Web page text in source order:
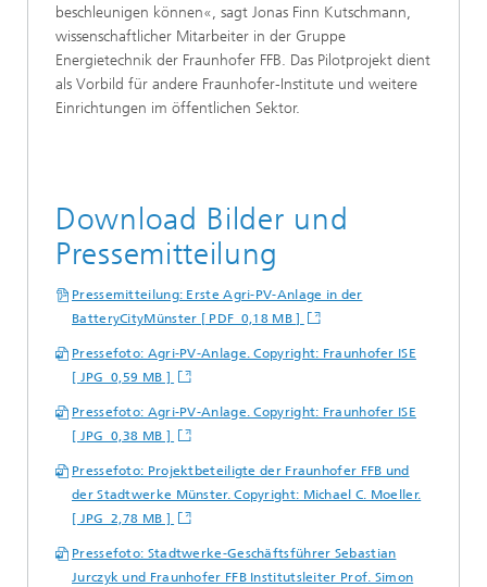
beschleunigen können«, sagt Jonas Finn Kutschmann,
wissenschaftlicher Mitarbeiter in der Gruppe
Energietechnik der Fraunhofer FFB. Das Pilotprojekt dient
als Vorbild für andere Fraunhofer-Institute und weitere
Einrichtungen im öffentlichen Sektor.
Download Bilder und
Pressemitteilung
Pressemitteilung: Erste Agri-PV-Anlage in der
BatteryCityMünster [ PDF 0,18 MB ]
Pressefoto: Agri-PV-Anlage. Copyright: Fraunhofer ISE
[ JPG 0,59 MB ]
Pressefoto: Agri-PV-Anlage. Copyright: Fraunhofer ISE
[ JPG 0,38 MB ]
Pressefoto: Projektbeteiligte der Fraunhofer FFB und
der Stadtwerke Münster. Copyright: Michael C. Moeller.
[ JPG 2,78 MB ]
Pressefoto: Stadtwerke-Geschäftsführer Sebastian
Jurczyk und Fraunhofer FFB Institutsleiter Prof. Simon